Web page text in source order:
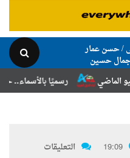
/ حسن عمار
حسين
رسميًا بالأسماء.. حركة
19:09 التعليقات